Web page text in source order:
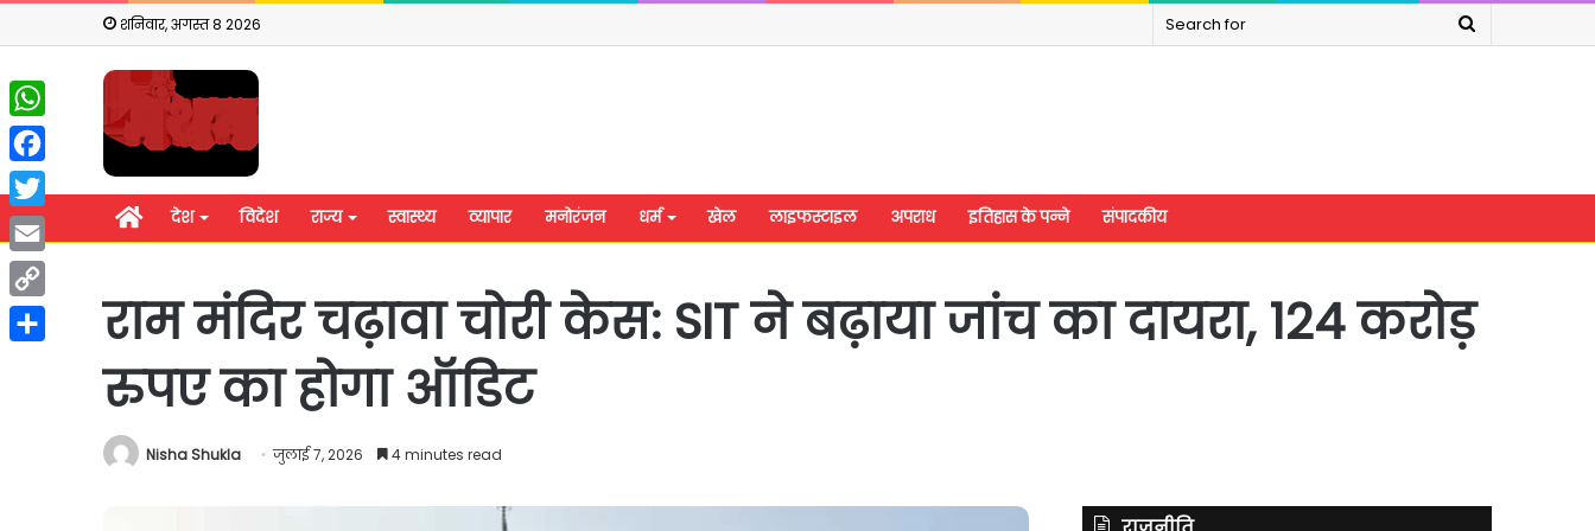
शनिवार, अगस्त 8 2026
Search
होम देश विदेश राज्य स्वास्थ्य व्यापार मनोरंजन धर्म खेल लाइफस्टाइल अपराध इतिहास के पन्ने संपादकीय
राम मंदिर चढ़ावा चोरी केस: SIT ने बढ़ाया जांच का दायरा, 124 करोड़
रुपए का होगा ऑडिट
Nisha Shukla जुलाई 7, 2026 4 minutes read
WhatsApp
Facebook
Twitter
Email
Copy
Link